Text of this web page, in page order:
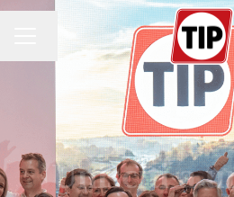
MENU CARRIERA
Cambia lingua
Unisciti a